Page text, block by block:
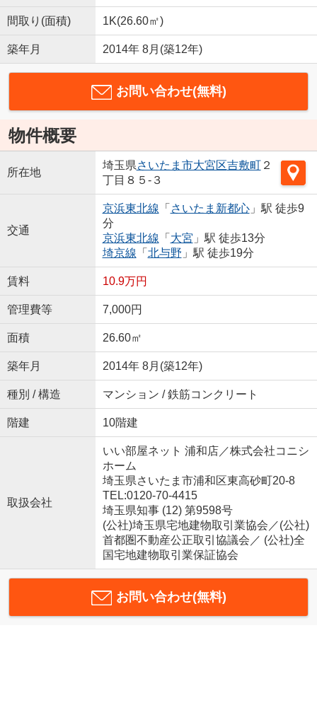
間取り(面積) 1K(26.60㎡)
築年月 2014年 8月(築12年)
お問い合わせ(無料)
物件概要
所在地
埼玉県さいたま市大宮区吉敷町
２
丁目８５-３
交通
京浜東北線 「 さいたま新都心」駅 徒歩9
分
京浜東北線 「 大宮 」駅 徒歩13分
埼京線 「 北与野 」駅 徒歩19分
賃料 10.9万円
管理費等 7,000円
面積 26.60㎡
築年月 2014年 8月(築12年)
種別 / 構造 マンション / 鉄筋コンクリート
階建 10階建
取扱会社
いい部屋ネット 浦和店／株式会社コニシ
ホーム
埼玉県さいたま市浦和区東高砂町20-8
TEL:0120-70-4415
埼玉県知事 (12) 第9598号
(公社)埼玉県宅地建物取引業協会／(公社)
首都圏不動産公正取引協議会／ (公社)全
国宅地建物取引業保証協会
お問い合わせ(無料)